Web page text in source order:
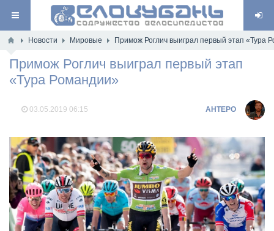
Новости Мировые Примож Роглич выиграл первый этап «Тура
Примож Роглич выиграл первый этап
«Тура Романдии»
03.05.2019 06:15 AHTEPO